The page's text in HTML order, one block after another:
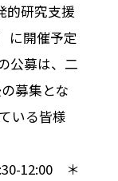
的研究支援
に開催予定
公募は、二
募集とな
いる皆様
12:00 ＊